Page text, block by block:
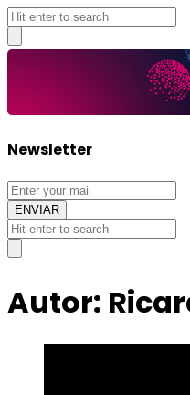
Big
Data
Sports
Newsletter
Autor: